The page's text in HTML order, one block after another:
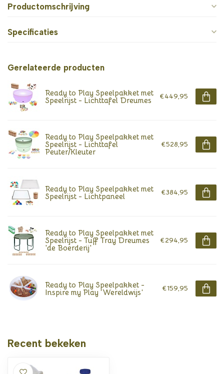
Productomschrijving
Specificaties
Gerelateerde producten
Ready to Play Speelpakket met
Speelrijst - Lichttafel Dreumes €449,95
Ready to Play Speelpakket met
Speelrijst - Lichttafel
Peuter/Kleuter
€528,95
Ready to Play Speelpakket met
Speelrijst - Lichtpaneel €384,95
Ready to Play Speelpakket met
Speelrijst - Tuff Tray Dreumes
'de Boerderij'
€294,95
Ready to Play Speelpakket -
Inspire my Play ‘Wereldwijs’ €159,95
Recent bekeken